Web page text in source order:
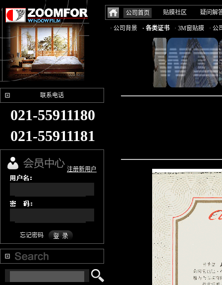
公司首页 贴膜社区 疑问解
· 公司背景 · 各类证书 · 3M窗贴膜 · 公
联系电话
021-55911180
021-55911181
注册新用户
忘记密码